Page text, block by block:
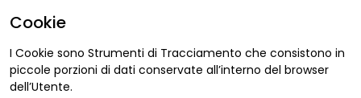
Cookie
I Cookie sono Strumenti di Tracciamento che consistono in
piccole porzioni di dati conservate all’interno del browser
dell’Utente.